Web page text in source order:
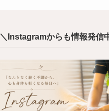
＼Instagramからも情報発信